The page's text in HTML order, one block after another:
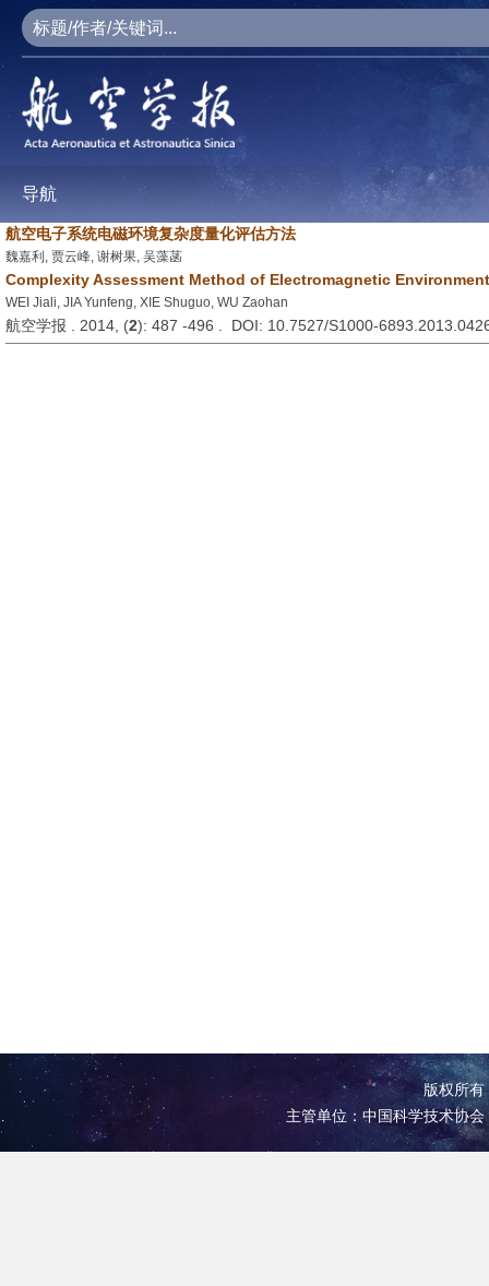
导航
航空电子系统电磁环境复杂度量化评估方法
魏嘉利, 贾云峰, 谢树果, 吴藻菡
Complexity Assessment Method of Electromagnetic
WEI Jiali, JIA Yunfeng, XIE Shuguo, WU Zaohan
航空学报 . 2014, (2): 487 -496 . DOI: 10.7527/S1000-
版权所
主管单位：中国科学技术协